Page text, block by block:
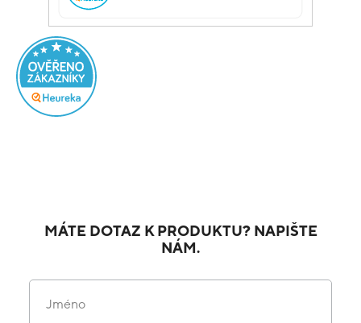
MÁTE DOTAZ K PRODUKTU? NAPIŠTE
NÁM.
Jméno